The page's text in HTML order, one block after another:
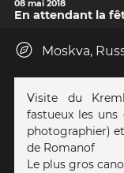
08 mai 2018
En attendant la
Moskva,
Visite du
fastueux les
photographier)
de Romanof
Le plus gros